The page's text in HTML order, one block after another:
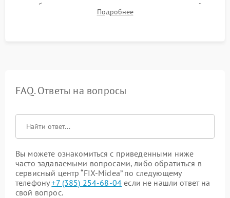
срабатывания термостата при достижении заданной
температуры и тест на отсутствие утечек тока.
Подробнее
FAQ. Ответы на вопросы
Вы можете ознакомиться с приведенными ниже
часто задаваемыми вопросами, либо обратиться в
сервисный центр “FIX-Midea” по следующему
телефону+7 (385) 254-68-04 если не нашли ответ на
свой вопрос.